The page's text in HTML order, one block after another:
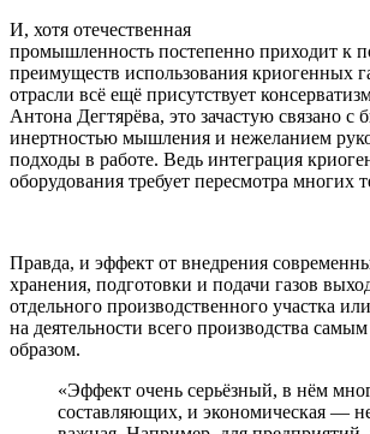
И, хотя отечественная
промышленность постепенно приходит к
преимуществ использования криогенных
отрасли всё ещё присутствует
Антона Дегтярёва, это зачастую связано с
инертностью мышления и нежеланием
подходы в работе. Ведь интеграция
оборудования требует пересмотра многих
Правда, и эффект от внедрения
хранения, подготовки и подачи газов
отдельного производственного участка
на деятельности всего производства
образом.
«Эффект очень серьёзный, в нём
составляющих, и экономическая — не